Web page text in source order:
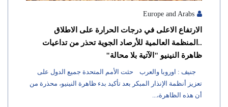
Europe and Arabs
الارتفاع الاعلى في درجات الحرارة على الاطلاق
..المنظمة العالمية للأرصاد الجوية تحذر من تداعيات
ظاهرة النينيو "الآتية بلا محالة"
جنيف : اوروبا والعرب حثت الأمم المتحدة جميع الدول على
تعزيز أنظمة الإنذار المبكر بعد تأكيد بدء ظاهرة النينيو، محذرة من
أن هذه الظاهرة،...